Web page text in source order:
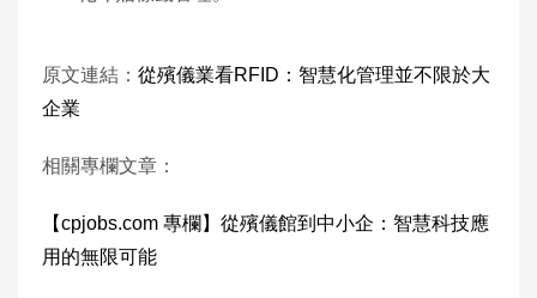
原文連結： 從殯儀業看RFID：智慧化管理並不限於大
企業
相關專欄文章：
【cpjobs.com 專欄】從殯儀館到中小企：智慧科技應
用的無限可能